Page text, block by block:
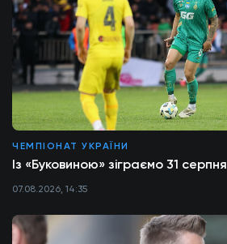
ЧЕМПІОНАТ УКРАЇНИ
Із «Буковиною» зіграємо 31 серпня
07.08.2026, 14:35